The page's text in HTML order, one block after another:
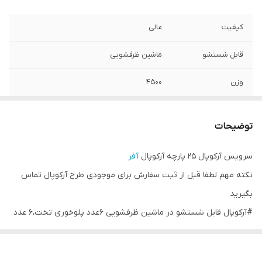
کیفیت عالی
قابل شستشو ماشین ظرفشویی
وزن ۴۵۰۰
توضیحات
سرویس آرکوپال 25 پارچه آرکوپال
آفر
نکته مهم لطفا قبل از ثبت سفارش برای موجودی طرح آرکوپال تماس
بگیرید
#آرکوپال قابل شستشو در ماشین ظرفشویی 6عدد پلوخوری تخت،6 عدد